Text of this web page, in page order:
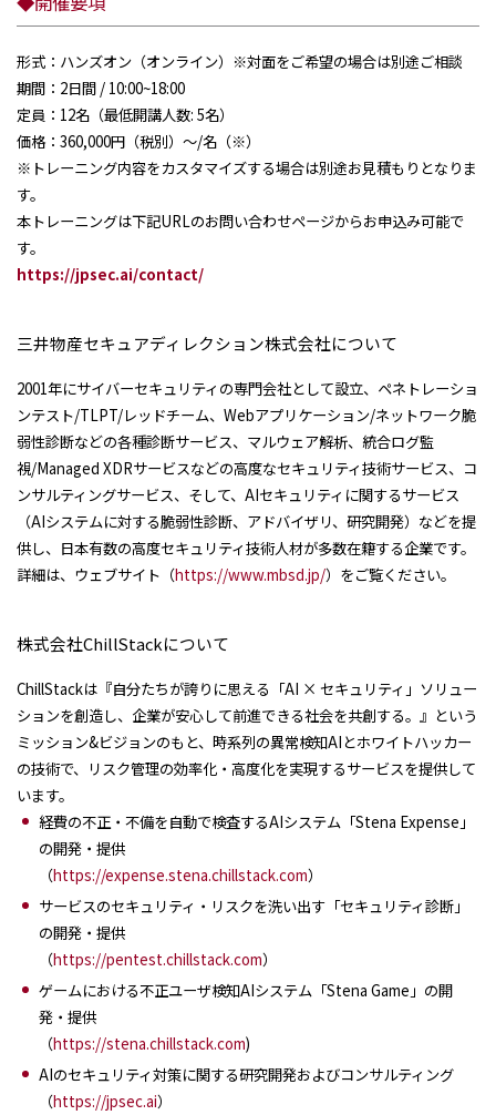
形式：ハンズオン（オンライン）※対面をご希望の場合は別途ご相談
期間：2日間 / 10:00~18:00
定員：12名（最低開講人数: 5名）
価格：360,000円（税別）～/名（※）
※トレーニング内容をカスタマイズする場合は別途お見積もりとなりま
す。
本トレーニングは下記URLのお問い合わせページからお申込み可能で
す。
https://jpsec.ai/contact/
三井物産セキュアディレクション株式会社について
2001年にサイバーセキュリティの専門会社として設立、ペネトレーショ
ンテスト/TLPT/レッドチーム、Webアプリケーション/ネットワーク脆
弱性診断などの各種診断サービス、マルウェア解析、統合ログ監
視/Managed XDRサービスなどの高度なセキュリティ技術サービス、コ
ンサルティングサービス、そして、AIセキュリティに関するサービス
（AIシステムに対する脆弱性診断、アドバイザリ、研究開発）などを提
供し、日本有数の高度セキュリティ技術人材が多数在籍する企業です。
詳細は、ウェブサイト（https://www.mbsd.jp/）をご覧ください。
株式会社ChillStackについて
ChillStackは『自分たちが誇りに思える「AI × セキュリティ」ソリュー
ションを創造し、企業が安心して前進できる社会を共創する。』という
ミッション&ビジョンのもと、時系列の異常検知AIとホワイトハッカー
の技術で、リスク管理の効率化・高度化を実現するサービスを提供して
います。
経費の不正・不備を自動で検査するAIシステム「Stena Expense」
の開発・提供
（https://expense.stena.chillstack.com）
サービスのセキュリティ・リスクを洗い出す「セキュリティ診断」
の開発・提供
（https://pentest.chillstack.com）
ゲームにおける不正ユーザ検知AIシステム「Stena Game」の開
発・提供
（https://stena.chillstack.com)
AIのセキュリティ対策に関する研究開発およびコンサルティング
（https://jpsec.ai）